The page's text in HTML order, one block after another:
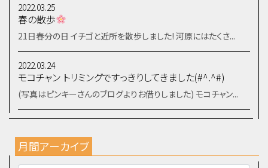
2022.03.25
春の散歩
21日春分の日 イチゴと近所を散歩しました! 河原にはたくさ...
2022.03.24
モコチャン トリミングですっきりしてきました(#^.^#)
(写真はピンキーさんのブログよりお借りしました) モコチャン...
月間アーカイブ